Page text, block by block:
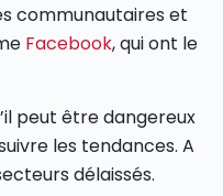
communautaires et
Facebook, qui ont le
peut être dangereux
les tendances. A
délaissés.